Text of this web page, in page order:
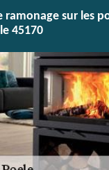
ramonage sur les
45170